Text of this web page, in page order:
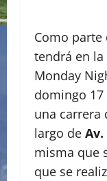
Como parte
tendrá en la
Monday
domingo
una carrera
largo de
misma que
que se